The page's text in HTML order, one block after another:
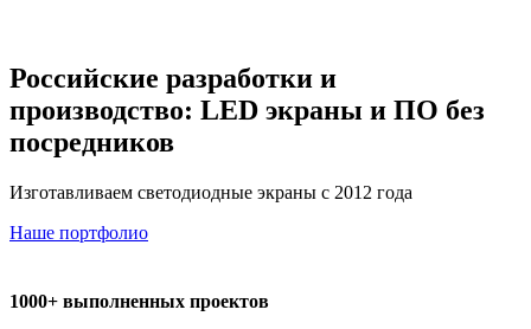
Российские разработки и
производство: LED экраны и ПО без
посредников
Изготавливаем светодиодные экраны с 2012 года
Наше портфолио
1000+ выполненных проектов